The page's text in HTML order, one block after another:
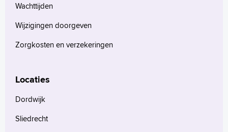
Wachttijden
Wijzigingen doorgeven
Zorgkosten en verzekeringen
Locaties
Dordwijk
Sliedrecht